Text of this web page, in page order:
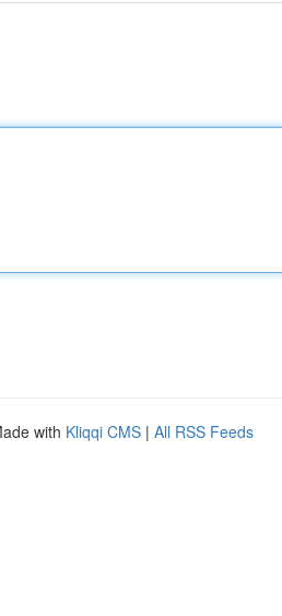
with Kliqqi CMS | All RSS Feeds